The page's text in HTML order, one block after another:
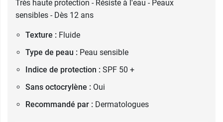
Très haute protection - Résiste à l'eau - Peaux
sensibles - Dès 12 ans
Texture : Fluide
Type de peau : Peau sensible
Indice de protection : SPF 50 +
Sans octocrylène : Oui
Recommandé par : Dermatologues